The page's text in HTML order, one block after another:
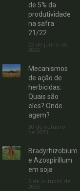
de 5% da
produtividade
na safra
21/22
22 de junho de
2022
Mecanismos
de ação de
herbicidas:
Quais são
eles? Onde
agem?
30 de outubro
de 2023
Bradyrhizobium
e Azospirillum
em soja
3 de outubro de
2023